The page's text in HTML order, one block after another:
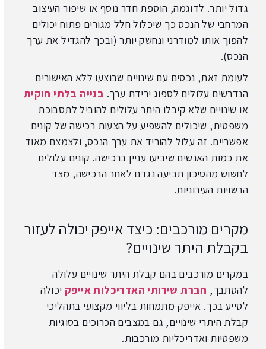
גדול יותר. לדוגמה, הוספת חדר נוסף או שיפור העיצוב
המרחבי של הנכס כך שיכלול חלל מגורים פתוח יכולים
להפוך אותו למודרני ונחשק יותר (ובכך להגדיל את ערך
הנכס).
לעומת זאת, נכסים עם שינויים שבוצעו ללא האישורים
הנדרשים עלולים לספוג ירידת ערך. בנייה בלתי חוקית
או שינויים שלא קיבלו היתר עלולים להוביל לתסבוכת
משפטית, שיכולים להשפיע על הצעות רכישה של קונים
אפשריים. זה עלול להוריד את ערך הנכס, ולצמצם מאוד
את כמות האנשים שיביעו עניין ברכישה. קונים עלולים
לחשוש מהסיכון תביעה נגדם לאחר הרכישה, מצד
הרשויות העירוניות.
מקרים מורכבים: כיצד אייפק יכולה לעזור
בקבלת היתר שינויים?
במקרים מורכבים בהם קבלת היתר שינויים עלולה
להסתבך, חברת שירותי האדריכלות אייפק יכולה
לסייע בכך. אייפק מתמחות בליווי מקצועי בתהליכי
קבלת היתרי שינויים, גם במצבים הכרוכים בסוגיות
משפטיות ואדריכליות מורכבות.